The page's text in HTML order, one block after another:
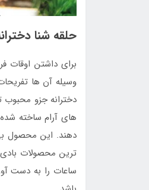
حلقه شنا
برای داشتن اوقات
وسیله آن ها
دخترانه جزو
های آرام ساخته
دهند. این محصول
ترین محصولات
ساعات را به دست